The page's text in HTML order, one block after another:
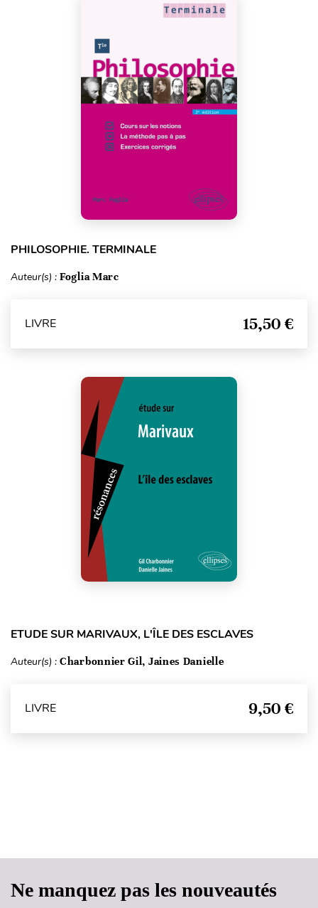
PHILOSOPHIE. TERMINALE
Auteur(s) : Foglia Marc
LIVRE 15,50 €
ETUDE SUR MARIVAUX, L'ÎLE DES ESCLAVES
Auteur(s) : Charbonnier Gil, Jaines Danielle
LIVRE 9,50 €
Ne manquez pas les nouveautés